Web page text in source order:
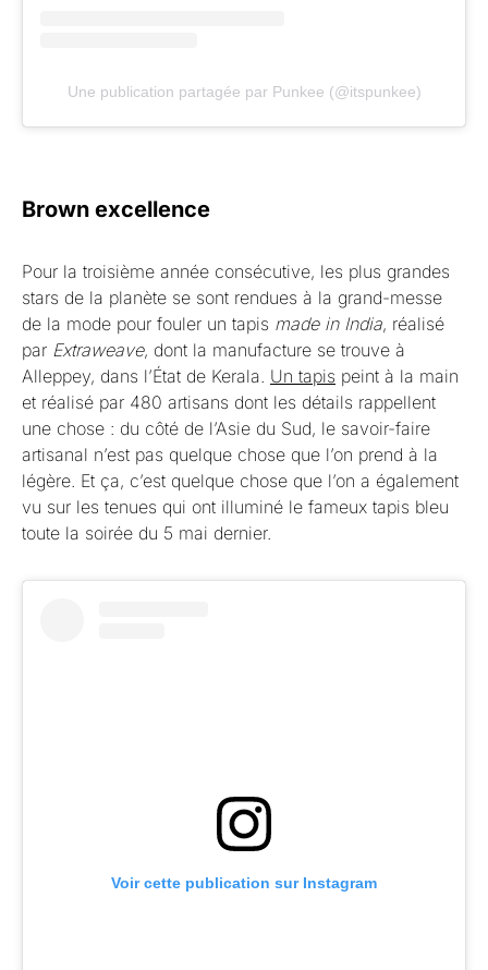
Une publication partagée par Punkee (@itspunkee)
Brown excellence
Pour la troisième année consécutive, les plus grandes
stars de la planète se sont rendues à la grand-messe
de la mode pour fouler un tapis made in India, réalisé
par Extraweave, dont la manufacture se trouve à
Alleppey, dans l’État de Kerala. Un tapis peint à la main
et réalisé par 480 artisans dont les détails rappellent
une chose : du côté de l’Asie du Sud, le savoir-faire
artisanal n’est pas quelque chose que l’on prend à la
légère. Et ça, c’est quelque chose que l’on a également
vu sur les tenues qui ont illuminé le fameux tapis bleu
toute la soirée du 5 mai dernier.
Voir cette publication sur Instagram